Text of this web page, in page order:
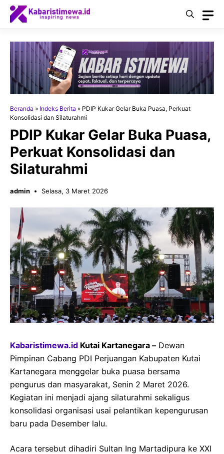
Langsung
Beranda » Indeks Berita » PDIP Kukar Gelar Buka Puasa, Perkuat
Konsolidasi dan Silaturahmi
PDIP Kukar Gelar Buka Puasa,
Perkuat Konsolidasi dan
Silaturahmi
admin Selasa, 3 Maret 2026
Kabaristimewa.id Kutai Kartanegara – Dewan
Pimpinan Cabang PDI Perjuangan Kabupaten Kutai
Kartanegara menggelar buka puasa bersama
pengurus dan masyarakat, Senin 2 Maret 2026.
Kegiatan ini menjadi ajang silaturahmi sekaligus
konsolidasi organisasi usai pelantikan kepengurusan
baru pada Desember lalu.
Acara tersebut dihadiri Sultan Ing Martadipura ke XXI